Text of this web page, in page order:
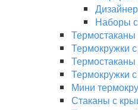
Наборы
Термостаканы
Термокружки
Термокружки
Мини
Стаканы с